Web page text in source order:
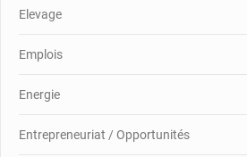
Elevage
Emplois
Energie
Entrepreneuriat / Opportunités